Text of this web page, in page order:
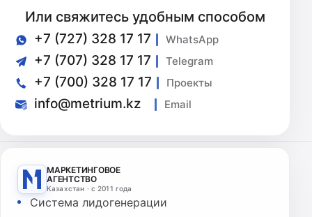
Или свяжитесь удобным способом
+7 (727) 328 17 17 WhatsApp
+7 (707) 328 17 17 Telegram
+7 (700) 328 17 17 Проекты
info@metrium.kz Email
МАРКЕТИНГОВОЕ
АГЕНТСТВО
Казахстан · с 2011 года
Система лидогенерации